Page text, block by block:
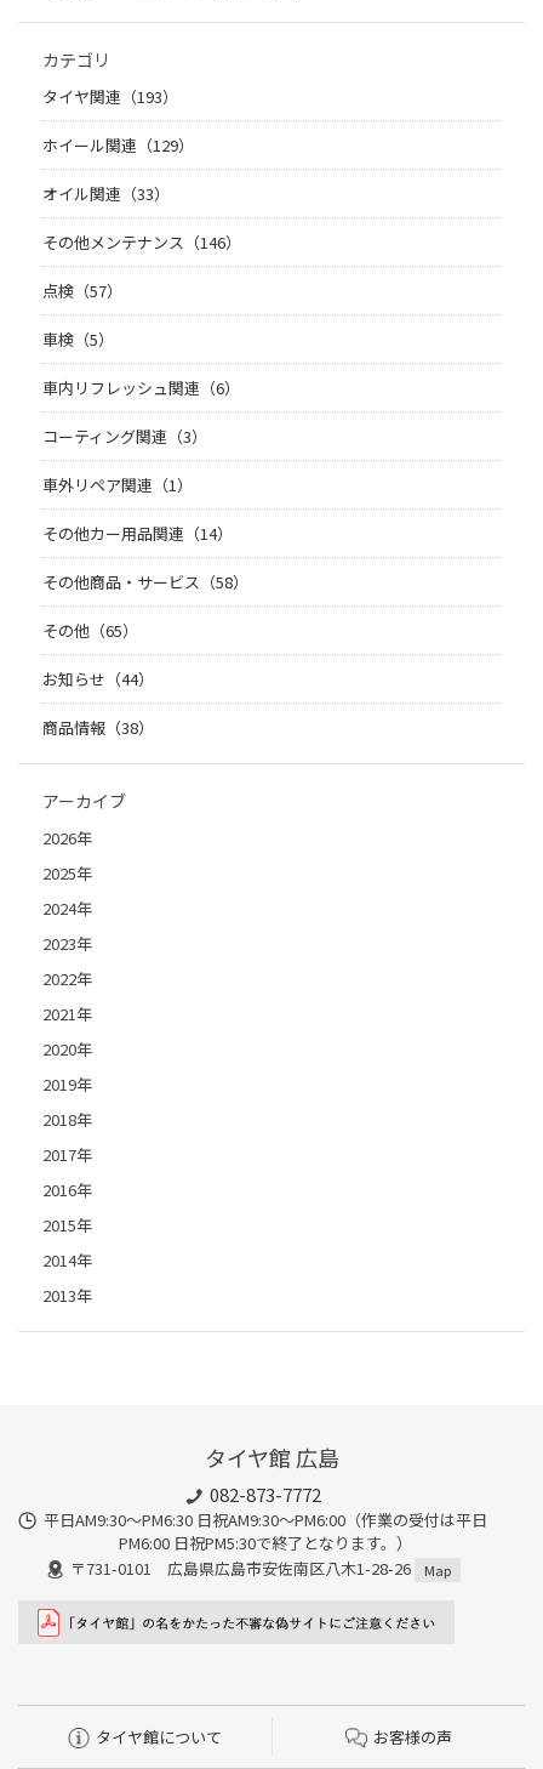
カテゴリ
タイヤ関連（193）
ホイール関連（129）
オイル関連（33）
その他メンテナンス（146）
点検（57）
車検（5）
車内リフレッシュ関連（6）
コーティング関連（3）
車外リペア関連（1）
その他カー用品関連（14）
その他商品・サービス（58）
その他（65）
お知らせ（44）
商品情報（38）
アーカイブ
2026年
2025年
2024年
2023年
2022年
2021年
2020年
2019年
2018年
2017年
2016年
2015年
2014年
2013年
タイヤ館 広島
082-873-7772
平日AM9:30～PM6:30 日祝AM9:30〜PM6:00（作業の受付は平日
PM6:00 日祝PM5:30で終了となります。）
〒731-0101 広島県広島市安佐南区八木1-28-26
Map
タイヤ館について お客様の声